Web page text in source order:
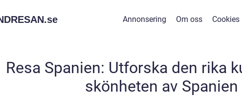
se Annonsering Om oss Cookies
Resa Spanien: Utforska den rika
skönheten av Spanien